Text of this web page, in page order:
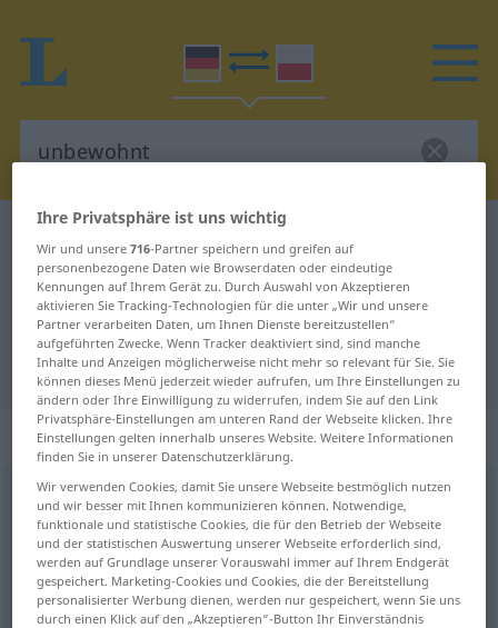
Deutsch-Polnisch Übersetzung für
"unbewohnt"
"unbewohnt" Polnisch Übersetzung
„unbewohnt“: Adjektiv
unbewohntadj
Übersicht aller Übersetzungen
(Für mehr Details die Übersetzung anklicken/antippen)
niezamieszkały
Ihre Privatsphäre ist uns wichtig
Wir und unsere716-Partner speichern und greifen auf
personenbezogene Daten wie Browserdaten oder eindeutige
Kennungen auf Ihrem Gerät zu. Durch Auswahl von Akzeptieren
aktivieren Sie Tracking-Technologien für die unter „Wir und unsere
Partner verarbeiten Daten, um Ihnen Dienste bereitzustellen“
aufgeführten Zwecke. Wenn Tracker deaktiviert sind, sind manche
Inhalte und Anzeigen möglicherweise nicht mehr so relevant für Sie. Sie
können dieses Menü jederzeit wieder aufrufen, um Ihre Einstellungen zu
ändern oder Ihre Einwilligung zu widerrufen, indem Sie auf den Link
Privatsphäre-Einstellungen am unteren Rand der Webseite klicken. Ihre
Einstellungen gelten innerhalb unseres Website. Weitere Informationen
finden Sie in unserer Datenschutzerklärung.
Wir verwenden Cookies, damit Sie unsere Webseite bestmöglich nutzen
und wir besser mit Ihnen kommunizieren können. Notwendige,
funktionale und statistische Cookies, die für den Betrieb der Webseite
und der statistischen Auswertung unserer Webseite erforderlich sind,
werden auf Grundlage unserer Vorauswahl immer auf Ihrem Endgerät
gespeichert. Marketing-Cookies und Cookies, die der Bereitstellung
personalisierter Werbung dienen, werden nur gespeichert, wenn Sie uns
durch einen Klick auf den „Akzeptieren“-Button Ihr Einverständnis